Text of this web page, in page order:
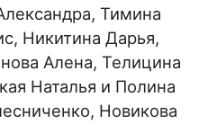
Тимина
Никитина Дарья,
Алена, Телицина
Наталья и Полина
Новикова